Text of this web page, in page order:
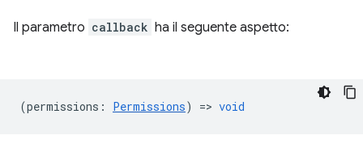
Il parametro callback ha il seguente aspetto:
(permissions : Permissions) => void